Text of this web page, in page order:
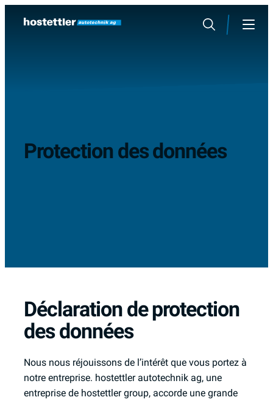
Rechercher
Protection des données
Déclaration de protection
des données
Nous nous réjouissons de l’intérêt que vous portez à
notre entreprise. hostettler autotechnik ag, une
entreprise de hostettler group, accorde une grande